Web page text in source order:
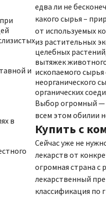
и
в
едва ли не
какого сырья –
от используемых
из растительных
целебных
вытяжек
ископаемого
неорганического
органических
Выбор огромный —
всем этом обилии
Купить с
Сейчас уже не
лекарств от
огромная страна с
лекарственный
классификация по